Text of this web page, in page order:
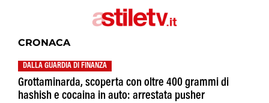
CRONACA
DALLA GUARDIA DI FINANZA
Grottaminarda, scoperta con oltre 400 grammi di
hashish e cocaina in auto: arrestata pusher